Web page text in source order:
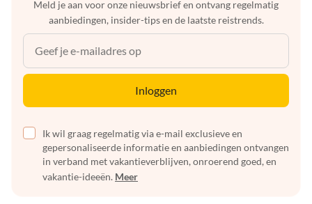
Meld je aan voor onze nieuwsbrief en ontvang regelmatig
aanbiedingen, insider-tips en de laatste reistrends.
Inloggen
Ik wil graag regelmatig via e-mail exclusieve en
gepersonaliseerde informatie en aanbiedingen ontvangen
in verband met vakantieverblijven, onroerend goed, en
vakantie-ideeën. Meer